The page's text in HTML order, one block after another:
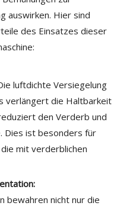
auswirken. Hier sind
des Einsatzes dieser
luftdichte Versiegelung
verlängert die Haltbarkeit
den Verderb und
Dies ist besonders für
mit verderblichen
bewahren nicht nur die